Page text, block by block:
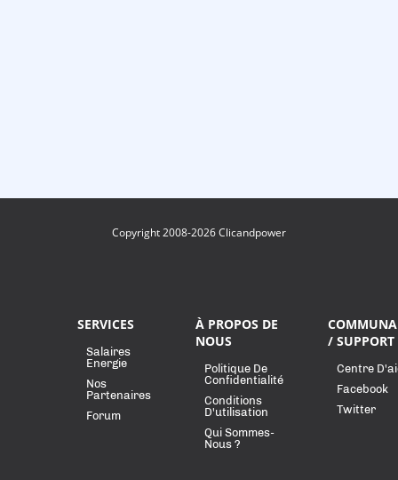
Copyright 2008-2026 Clicandpower
SERVICES
Salaires
Energie
Nos
Partenaires
Forum
À PROPOS DE
NOUS
Politique De
Confidentialité
Conditions
D'utilisation
Qui Sommes-
Nous ?
/ SUPPORT
Centre
Facebook
Twitter